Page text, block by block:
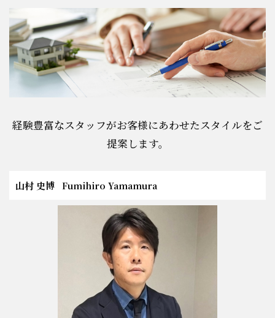
バーチャル内見
スタッフ紹介
経験豊富なスタッフがお客様にあわせたスタイルをご
提案します。
山村 史博 Fumihiro Yamamura